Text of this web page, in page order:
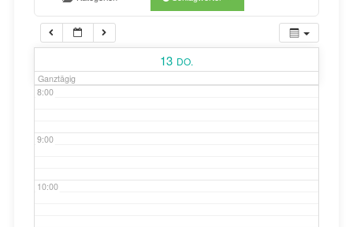
13 DO.
Ganztägig
7:00
8:00
9:00
10:00